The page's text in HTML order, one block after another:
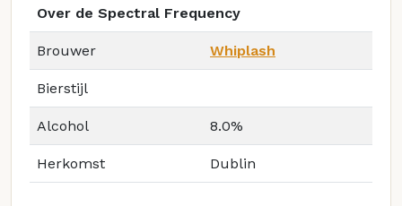
Over de Spectral Frequency
Brouwer Whiplash
Bierstijl
Alcohol 8.0%
Herkomst Dublin